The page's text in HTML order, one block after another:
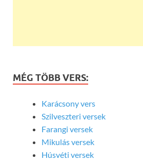
MÉG TÖBB VERS:
Karácsony vers
Szilveszteri versek
Farangi versek
Mikulás versek
Húsvéti versek